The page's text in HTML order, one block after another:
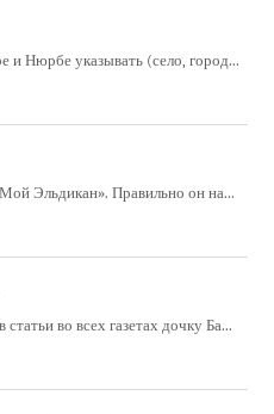
и Нюрбе указывать (село, город...
Эльдикан». Правильно он на...
во всех газетах дочку Ба...